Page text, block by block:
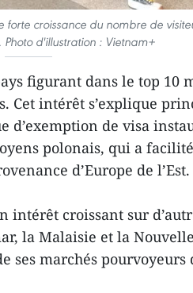
forte croissance du nombre de
Photo d'illustration : Vietnam+
figurant dans le top 10
Cet intérêt s’explique
d’exemption de visa
polonais, qui a
d’Europe de l’Est.
croissant sur
la Malaisie et la
ses marchés pourvoyeurs